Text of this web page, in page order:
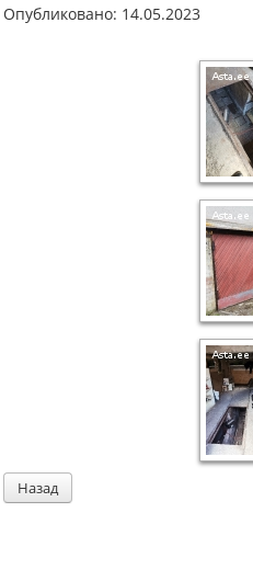
Опубликовано: 14.05.2023
Назад